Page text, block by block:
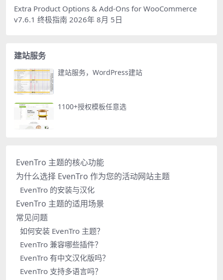
Extra Product Options & Add-Ons for WooCommerce
v7.6.1 终极指南 2026年 8月 5日
建站服务
建站服务，WordPress建站
1100+授权模板任意选
EvenTro 主题的核心功能
为什么选择 EvenTro 作为您的活动网站主题
EvenTro 的安装与汉化
EvenTro 主题的适用场景
常见问题
如何安装 EvenTro 主题？
EvenTro 兼容哪些插件？
EvenTro 有中文汉化版吗？
EvenTro 支持多语言吗？